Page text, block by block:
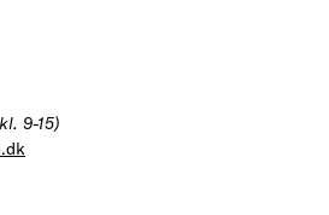
9-15)